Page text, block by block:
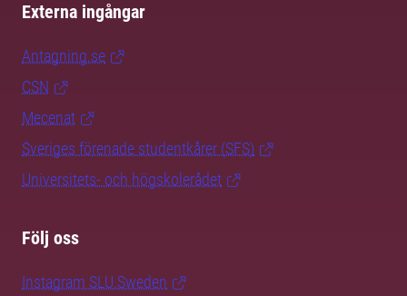
Externa ingångar
Antagning.se
CSN
Mecenat
Sveriges förenade studentkårer (SFS)
Universitets- och högskolerådet
Följ oss
Instagram SLU.Sweden